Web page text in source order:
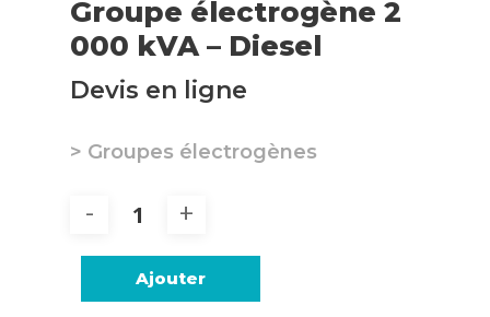
Groupe électrogène 2
000 kVA – Diesel
Devis en ligne
> Groupes électrogènes
Ajouter